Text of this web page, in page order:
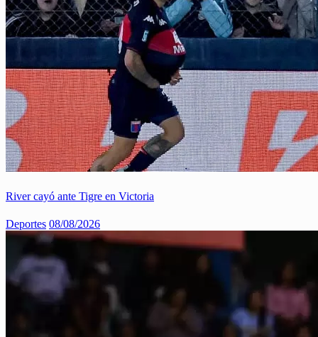
River cayó ante Tigre en Victoria
Deportes 08/08/2026